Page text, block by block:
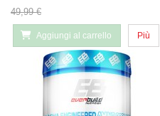
49,99 €
Aggiungi al carrello Più